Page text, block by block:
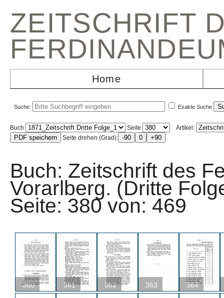
ZEITSCHRIFT
Home
Suche: Exakte Suche
Buch Seite
Artikel:
Seite drehen (Grad):
Buch: Zeitschrift des
Vorarlberg. (Dritte
Seite: 380 von:
360 361 362 363 364